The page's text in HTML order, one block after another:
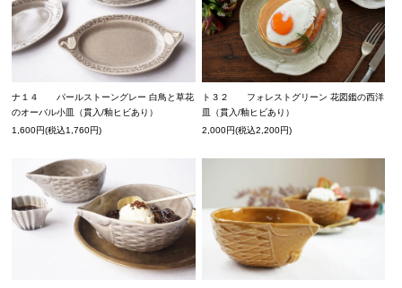
ナ１４ パールストーングレー 白鳥と草花
のオーバル小皿（貫入/釉ヒビあり）
1,600円(税込1,760円)
ト３２ フォレストグリーン 花図鑑の西洋
皿（貫入/釉ヒビあり）
2,000円(税込2,200円)